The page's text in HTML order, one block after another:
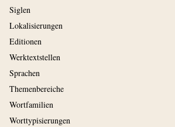
Siglen
Lokalisierungen
Editionen
Werktextstellen
Sprachen
Themenbereiche
Wortfamilien
Worttypisierungen